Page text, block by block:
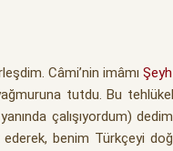
Câmi’nin imâmıŞeyh
tutdu. Bu
çalışıyordum)
benim Türkçeyi